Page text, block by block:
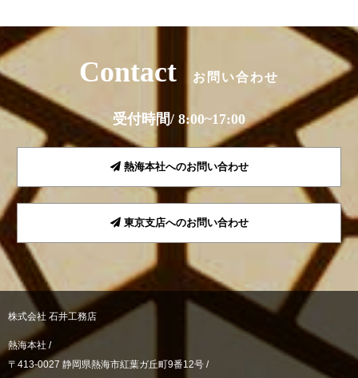
Contact お問い合わせ
受付時間/ 8:00~17:00
熱海本社へのお問い合わせ
東京支店へのお問い合わせ
株式会社 石井工務店
熱海本社 /
〒413-0027 静岡県熱海市紅葉ガ丘町9番12号 /